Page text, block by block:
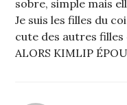
sobre, simple mais
Je suis les filles du
cute des autres
ALORS KIMLIP